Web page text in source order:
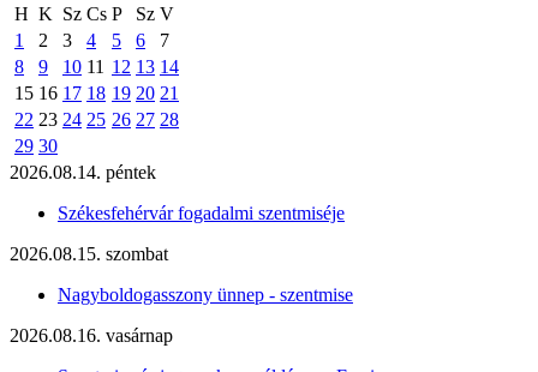
H K Sz Cs P Sz V
1
2 3 4 5 6
7
8
9 10 11 12 13 14
15 16 17 18 19 20 21
22 23 24 25 26 27 28
29 30
2026.08.14. péntek
Székesfehérvár fogadalmi szentmiséje
2026.08.15. szombat
Nagyboldogasszony ünnep - szentmise
2026.08.16. vasárnap